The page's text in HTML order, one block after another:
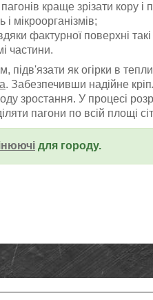
пагонів краще зрізати
мікроорганізмів;
фактурної поверхні
частини.
як огірки в
. Забезпечивши надійне
зростання. У процесі
пагони по всій площі
для городу.